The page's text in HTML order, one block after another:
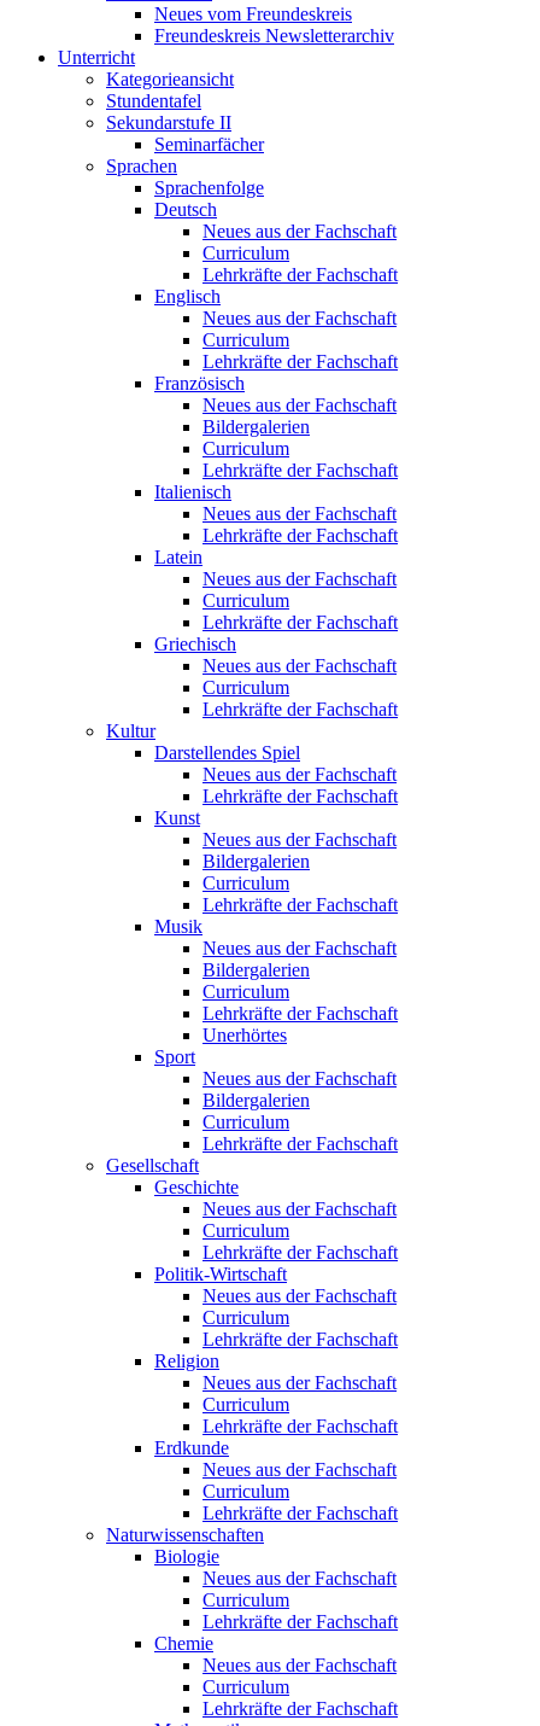
Neues vom Freundeskreis
Freundeskreis Newsletterarchiv
Unterricht
Kategorieansicht
Stundentafel
Sekundarstufe II
Seminarfächer
Sprachen
Sprachenfolge
Deutsch
Neues aus der Fachschaft
Curriculum
Lehrkräfte der Fachschaft
Englisch
Neues aus der Fachschaft
Curriculum
Lehrkräfte der Fachschaft
Französisch
Neues aus der Fachschaft
Bildergalerien
Curriculum
Lehrkräfte der Fachschaft
Italienisch
Neues aus der Fachschaft
Lehrkräfte der Fachschaft
Latein
Neues aus der Fachschaft
Curriculum
Lehrkräfte der Fachschaft
Griechisch
Neues aus der Fachschaft
Curriculum
Lehrkräfte der Fachschaft
Kultur
Darstellendes Spiel
Neues aus der Fachschaft
Lehrkräfte der Fachschaft
Kunst
Neues aus der Fachschaft
Bildergalerien
Curriculum
Lehrkräfte der Fachschaft
Musik
Neues aus der Fachschaft
Bildergalerien
Curriculum
Lehrkräfte der Fachschaft
Unerhörtes
Sport
Neues aus der Fachschaft
Bildergalerien
Curriculum
Lehrkräfte der Fachschaft
Gesellschaft
Geschichte
Neues aus der Fachschaft
Curriculum
Lehrkräfte der Fachschaft
Politik-Wirtschaft
Neues aus der Fachschaft
Curriculum
Lehrkräfte der Fachschaft
Religion
Neues aus der Fachschaft
Curriculum
Lehrkräfte der Fachschaft
Erdkunde
Neues aus der Fachschaft
Curriculum
Lehrkräfte der Fachschaft
Naturwissenschaften
Biologie
Neues aus der Fachschaft
Curriculum
Lehrkräfte der Fachschaft
Chemie
Neues aus der Fachschaft
Curriculum
Lehrkräfte der Fachschaft